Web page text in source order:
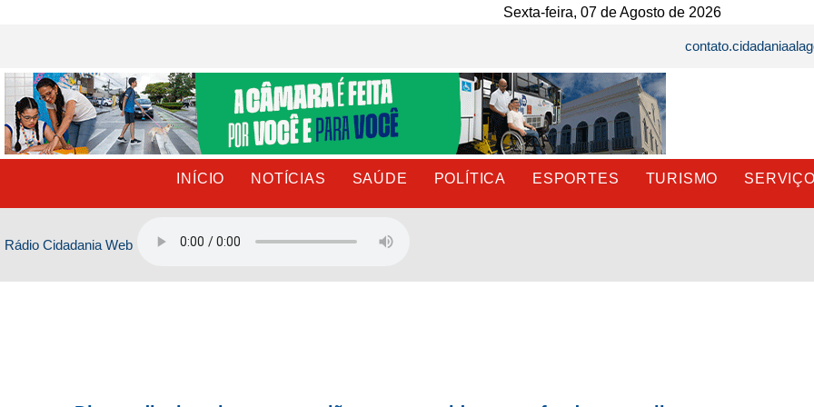
Sexta-feira, 07 de Agosto de 2026
conteúdo
INÍCIO NOTÍCIAS SAÚDE POLÍTICA ESPORTES TURISMO
Rádio Cidadania Web